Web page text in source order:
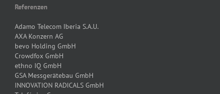
Referenzen
Adamo Telecom Iberia S.A.U.
AXA Konzern AG
bevo Holding GmbH
Crowdfox GmbH
ethno IQ GmbH
GSA Messgerätebau GmbH
INNOVATION RADICALS GmbH